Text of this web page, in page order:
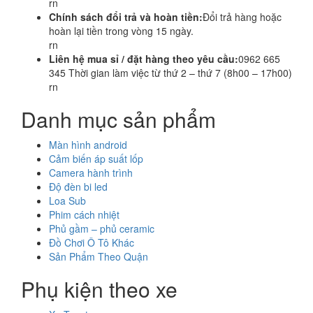
rn
Chính sách đổi trả và hoàn tiền:Đổi trả hàng hoặc
hoàn lại tiền trong vòng 15 ngày.
rn
Liên hệ mua sỉ / đặt hàng theo yêu cầu:0962 665
345 Thời gian làm việc từ thứ 2 – thứ 7 (8h00 – 17h00)
rn
Danh mục sản phẩm
Màn hình android
Cảm biến áp suất lốp
Camera hành trình
Độ đèn bi led
Loa Sub
Phim cách nhiệt
Phủ gầm – phủ ceramic
Đồ Chơi Ô Tô Khác
Sản Phẩm Theo Quận
Phụ kiện theo xe